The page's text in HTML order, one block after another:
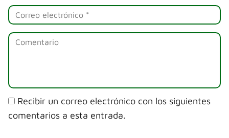
Recibir un correo electrónico con los siguientes
comentarios a esta entrada.